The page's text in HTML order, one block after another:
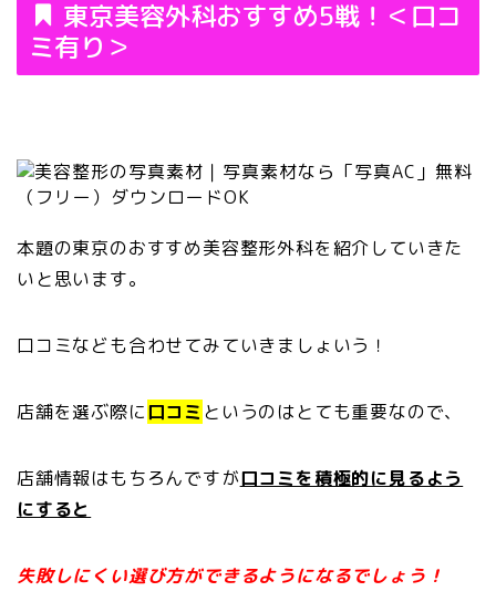
東京美容外科おすすめ5戦！＜口コ
ミ有り＞
本題の東京のおすすめ美容整形外科を紹介していきた
いと思います。
口コミなども合わせてみていきましょいう！
店舗を選ぶ際に口コミ というのはとても重要なので、
店舗情報はもちろんですが口コミを積極的に見るよう
にすると
失敗しにくい選び方ができるようになるでしょう！